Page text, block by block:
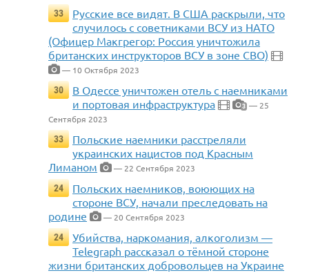
33
Русские все видят. В США раскрыли, что
случилось с советниками ВСУ из НАТО
(Офицер Макгрегор: Россия уничтожила
британских инструкторов ВСУ в зоне СВО)
— 10 Октября 2023
30
В Одессе уничтожен отель с наемниками
и портовая инфраструктура
3 — 25
Сентября 2023
33
Польские наемники расстреляли
украинских нацистов под Красным
Лиманом
— 22 Сентября 2023
24
Польских наемников, воюющих на
стороне ВСУ, начали преследовать на
родине
— 20 Сентября 2023
24
Убийства, наркомания, алкоголизм —
Telegraph рассказал о тёмной стороне
жизни британских добровольцев на Украине